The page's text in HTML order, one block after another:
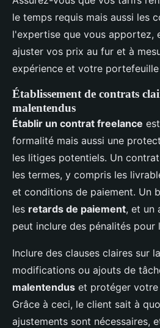
le temps requis mais aussi les
l'expertise que vous apportez,
ajuster vos prix au fur et à
expérience et votre
Établissement de contrats
malentendus
Établir un contrat freelance
formalité mais aussi une
les litiges potentiels. Un
les termes, y compris les
et conditions de paiement. Un
les retards de paiement, et un
peut inclure des pénalités pour
Inclure des clauses claires sur
modifications ou ajouts de
malentendus et protéger
Grâce à ceci, le client sait à
ajustements sont nécessaires,